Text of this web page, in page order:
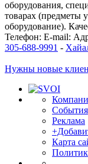
оборудования,
товарах (предметы
оборудование).
Телефон: E-mail:
305-688-9991 -
Нужны новые
События
Реклама
Карта